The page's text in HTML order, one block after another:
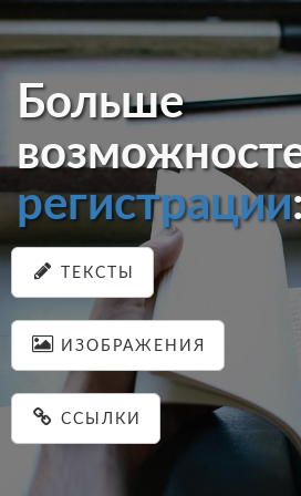
Больше
регистрации
ТЕКСТЫ
ИЗОБРАЖЕНИЯ
ССЫЛКИ